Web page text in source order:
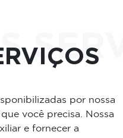
por nossa
você precisa. Nossa
e fornecer a